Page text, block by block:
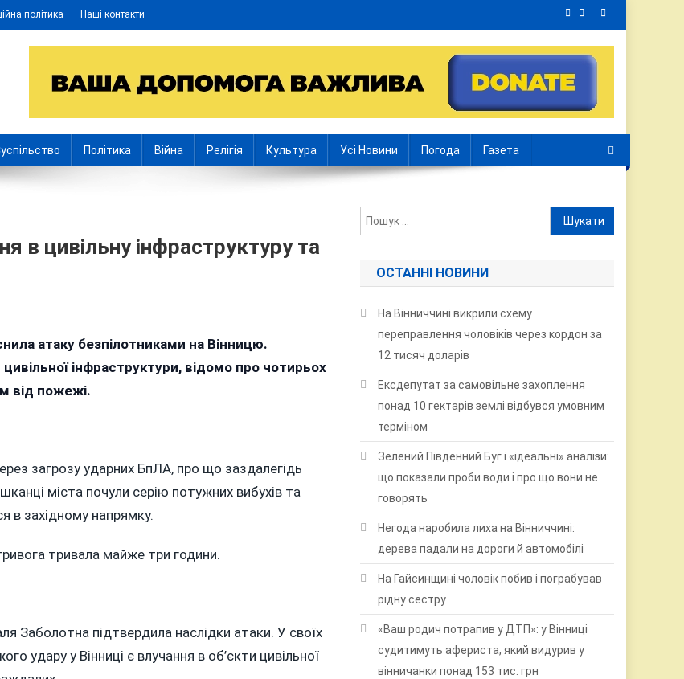
політика Наші контакти
Політика Війна Релігія Культура Усі Новини Погода Газета
в цивільну інфраструктуру та
атаку безпілотниками на Вінницю.
інфраструктури, відомо про чотирьох
від пожежі.
загрозу ударних БпЛА, про що заздалегідь
міста почули серію потужних вибухів та
в західному напрямку.
тривала майже три години.
Заболотна підтвердила наслідки атаки. У своїх
удару у Вінниці є влучання в об’єкти цивільної
Пошук:
ОСТАННІ НОВИНИ
На Вінниччині викрили схему
переправлення чоловіків через кордон за
12 тисяч доларів
Ексдепутат за самовільне захоплення
понад 10 гектарів землі відбувся умовним
терміном
Зелений Південний Буг і «ідеальні» аналізи:
що показали проби води і про що вони не
говорять
Негода наробила лиха на Вінниччині:
дерева падали на дороги й автомобілі
На Гайсинщині чоловік побив і пограбував
рідну сестру
«Ваш родич потрапив у ДТП»: у Вінниці
судитимуть афериста, який видурив у
вінничанки понад 153 тис. грн